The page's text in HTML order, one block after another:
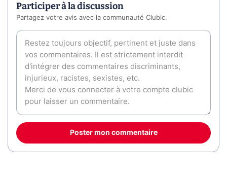
Participer à la discussion
Partagez votre avis avec la communauté Clubic.
Poster mon commentaire